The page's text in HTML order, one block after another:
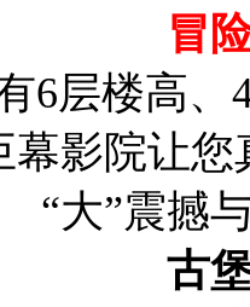
冒
6层楼高、
幕影院让
“大”震撼
古